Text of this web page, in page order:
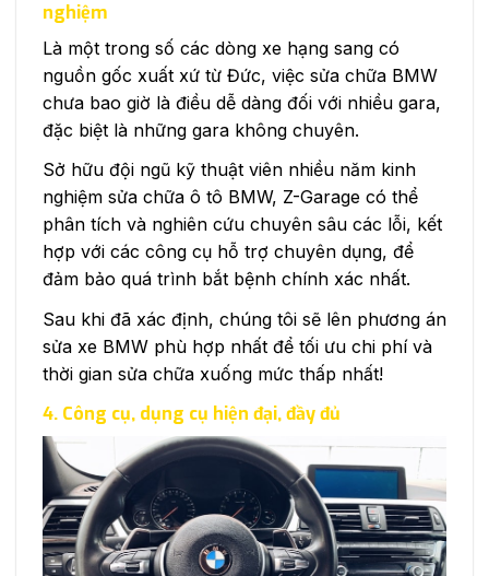
nghiệm
Là một trong số các dòng xe hạng sang có
nguồn gốc xuất xứ từ Đức, việc sửa chữa BMW
chưa bao giờ là điều dễ dàng đối với nhiều gara,
đặc biệt là những gara không chuyên.
Sở hữu đội ngũ kỹ thuật viên nhiều năm kinh
nghiệm sửa chữa ô tô BMW, Z-Garage có thể
phân tích và nghiên cứu chuyên sâu các lỗi, kết
hợp với các công cụ hỗ trợ chuyên dụng, để
đảm bảo quá trình bắt bệnh chính xác nhất.
Sau khi đã xác định, chúng tôi sẽ lên phương án
sửa xe BMW phù hợp nhất để tối ưu chi phí và
thời gian sửa chữa xuống mức thấp nhất!
4. Công cụ, dụng cụ hiện đại, đầy đủ